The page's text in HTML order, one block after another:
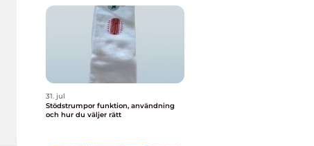
31. jul
Stödstrumpor funktion, användning
och hur du väljer rätt